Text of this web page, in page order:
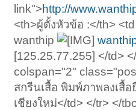
link">http://
<th>ผู้ตั้งหัวข้อ :</th>
wanthip
[125.25.77.255] </td>
colspan="2"
สกรีนเสื้อ พิมพ์ภาพลงเสื้
เชียงใหม่</td> </tr> </